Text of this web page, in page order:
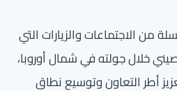
من الاجتماعات والزيارات التي
خلال جولته في شمال أوروبا،
أطر التعاون وتوسيع نطاق